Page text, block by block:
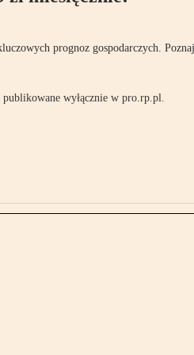
prognoz gospodarczych.
wyłącznie w pro.rp.pl.